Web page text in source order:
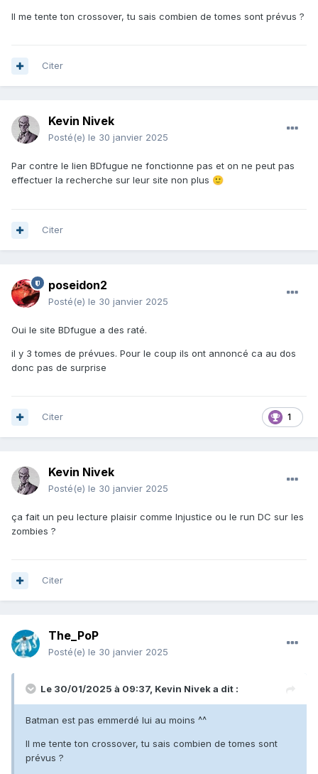
Il me tente ton crossover, tu sais combien de tomes sont prévus ?
Citer
Kevin Nivek
Posté(e) le 30 janvier 2025
Par contre le lien BDfugue ne fonctionne pas et on ne peut pas
effectuer la recherche sur leur site non plus 🙂
Citer
poseidon2
Posté(e) le 30 janvier 2025
Oui le site BDfugue a des raté.
il y 3 tomes de prévues. Pour le coup ils ont annoncé ca au dos
donc pas de surprise
1
Citer
Kevin Nivek
Posté(e) le 30 janvier 2025
ça fait un peu lecture plaisir comme Injustice ou le run DC sur les
zombies ?
Citer
The_PoP
Posté(e) le 30 janvier 2025
Le 30/01/2025 à 09:37, Kevin Niveka dit :
Batman est pas emmerdé lui au moins ^^
Il me tente ton crossover, tu sais combien de tomes sont
prévus ?